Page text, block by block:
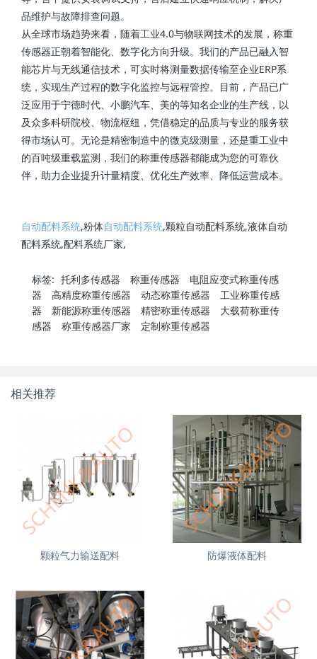
品维护与故障排查问题。
从全球市场趋势来看，随着工业4.0与物联网技术的发展，称重
传感器正朝着智能化、数字化方向升级。我们的产品已融入智
能芯片与无线通信技术，可实时将测量数据传输至企业ERP系
统，实现生产过程的数字化监控与远程管控。目前，产品已广
泛应用于宁德时代、小鹏汽车、美的等知名企业的生产线，以
及众多科研院校、物流枢纽，凭借稳定的品质与专业的服务获
得市场认可。无论是精密制造中的微克级测量，还是重工业中
的百吨级重载监测，我们的称重传感器都能成为您的可靠伙
伴，助力企业提升计量精度、优化生产效率、降低运营成本。
自动配料系统,粉体自动配料系统,颗粒自动配料系统,液体自动
配料系统,配料系统厂家,
标签: 托利多传感器 称重传感器
电阻应变式称重传感
器
高精度称重传感器 动态称重传感器
工业称重传感
器
新能源称重传感器 精密称重传感器
大载荷称重传
感器
称重传感器厂家 定制称重传感器
相关推荐
颗粒气力输送配料 防爆液体配料